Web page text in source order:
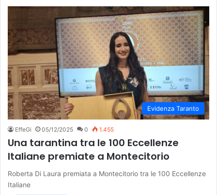
Evidenza Taranto
EffeGi 05/12/2025 0 1.455
Una tarantina tra le 100 Eccellenze
Italiane premiate a Montecitorio
Roberta Di Laura premiata a Montecitorio tra le 100 Eccellenze
Italiane